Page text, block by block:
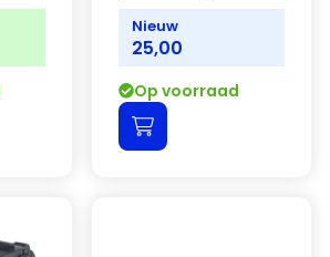
Nieuw
25,00
Op voorraad